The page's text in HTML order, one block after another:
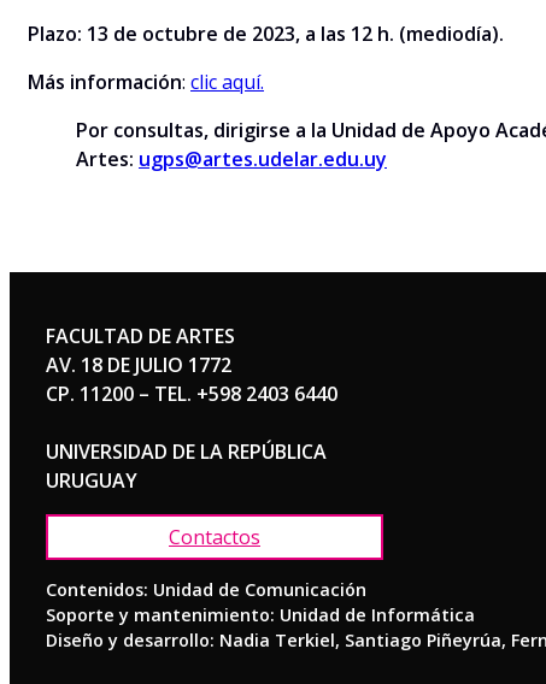
Plazo: 13 de octubre de 2023, a las 12 h. (mediodía).
Más información: clic aquí.
Por consultas, dirigirse a la Unidad de Apoyo
Artes: ugps@artes.udelar.edu.uy
FACULTAD DE ARTES
AV. 18 DE JULIO 1772
CP. 11200 – TEL. +598 2403 6440
UNIVERSIDAD DE LA REPÚBLICA
URUGUAY
Contactos
Contenidos: Unidad de Comunicación
Soporte y mantenimiento: Unidad de Informática
Diseño y desarrollo: Nadia Terkiel, Santiago Piñeyrúa,